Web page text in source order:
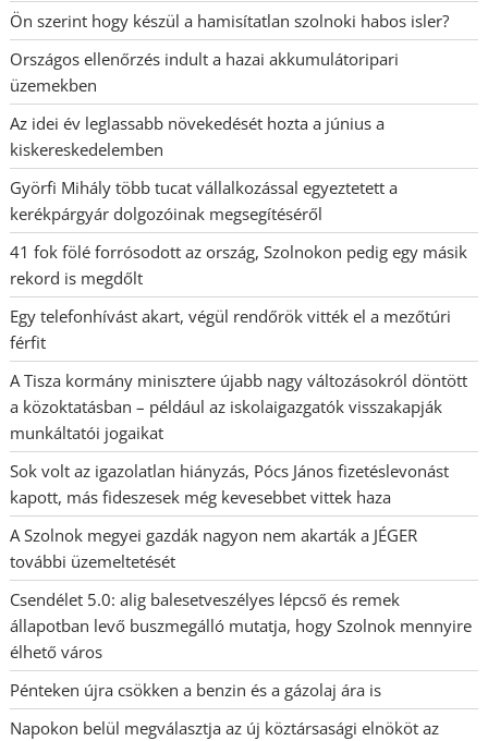
Ön szerint hogy készül a hamisítatlan szolnoki habos isler?
Országos ellenőrzés indult a hazai akkumulátoripari
üzemekben
Az idei év leglassabb növekedését hozta a június a
kiskereskedelemben
Györfi Mihály több tucat vállalkozással egyeztetett a
kerékpárgyár dolgozóinak megsegítéséről
41 fok fölé forrósodott az ország, Szolnokon pedig egy másik
rekord is megdőlt
Egy telefonhívást akart, végül rendőrök vitték el a mezőtúri
férfit
A Tisza kormány minisztere újabb nagy változásokról döntött
a közoktatásban – például az iskolaigazgatók visszakapják
munkáltatói jogaikat
Sok volt az igazolatlan hiányzás, Pócs János fizetéslevonást
kapott, más fideszesek még kevesebbet vittek haza
A Szolnok megyei gazdák nagyon nem akarták a JÉGER
további üzemeltetését
Csendélet 5.0: alig balesetveszélyes lépcső és remek
állapotban levő buszmegálló mutatja, hogy Szolnok mennyire
élhető város
Pénteken újra csökken a benzin és a gázolaj ára is
Napokon belül megválasztja az új köztársasági elnököt az